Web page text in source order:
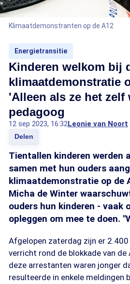
Klimaatdemonstranten op de A12
Energietransitie
Kinderen welkom bij
klimaatdemonstratie
'Alleen als ze het
pedagoog
12 sep 2023, 16:32Leonie van Noort
Delen
Tientallen kinderen werden
samen met hun ouders
klimaatdemonstratie op de
Micha de Winter
ouders hun kinderen - vaak
opleggen om mee te doen.
Afgelopen zaterdag zijn er 2.400
verricht rond de blokkade van de
deze arrestanten waren jonger
resulteerde in enkele meldingen